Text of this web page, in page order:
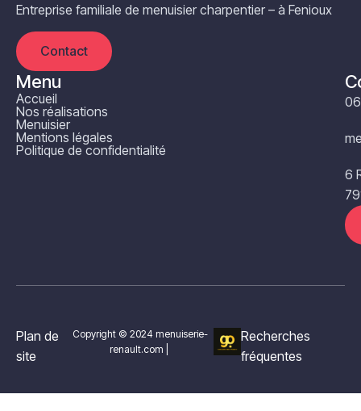
Entreprise familiale de menuisier charpentier – à Fenioux
Contact
Menu
Accueil
Nos réalisations
Menuisier
Mentions légales
Politique de confidentialité
6
Plan de
site
Copyright © 2024 menuiserie-
renault.com |
Recherches
fréquentes